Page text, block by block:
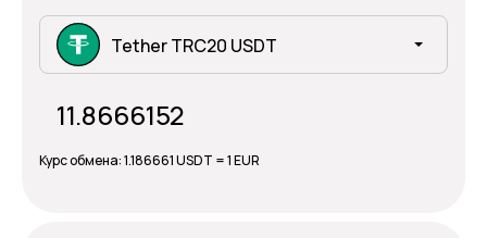
Tether TRC20 USDT
Курс обмена:1.186661 USDT = 1 EUR